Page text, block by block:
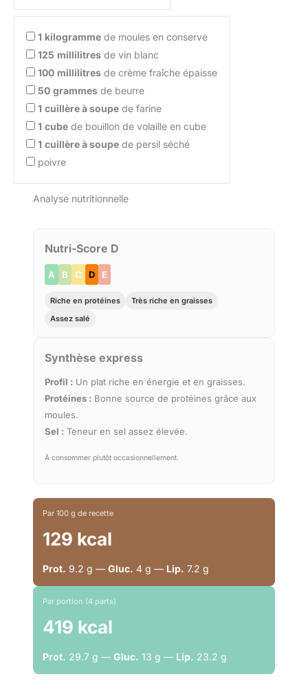
1 kilogramme de moules en conserve
125 millilitres de vin blanc
100 millilitres de crème fraîche épaisse
50 grammes de beurre
1 cuillère à soupe de farine
1 cube de bouillon de volaille en cube
1 cuillère à soupe de persil séché
poivre
Analyse nutritionnelle
Nutri-Score D
A B C D E
Riche en protéines
Très riche en graisses
Assez salé
Synthèse express
Profil : Un plat riche en énergie et en graisses.
Protéines : Bonne source de protéines grâce aux
moules.
Sel : Teneur en sel assez élevée.
À consommer plutôt occasionnellement.
Par 100 g de recette
129 kcal
Prot. 9.2 g — Gluc. 4 g — Lip. 7.2 g
Par portion (4 parts)
419 kcal
Prot. 29.7 g — Gluc. 13 g — Lip. 23.2 g